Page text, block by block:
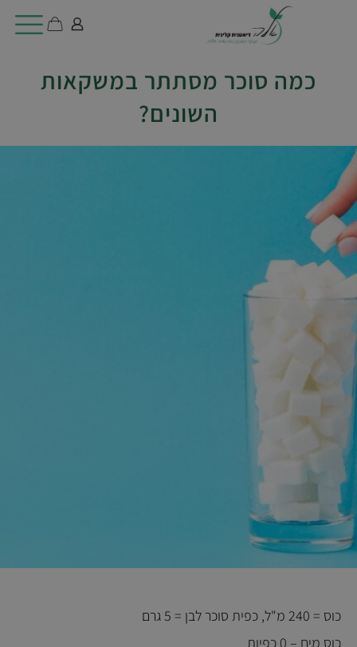
כמה סוכר מסתתר במשקאות
השונים?
כוס = 240 מ"ל, כפית סוכר לבן = 5 גרם
כוס מים – 0 כפיות